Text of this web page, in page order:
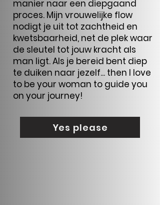
manier naar een diepgaand
proces. Mijn vrouwelijke flow
nodigt je uit tot zachtheid en
kwetsbaarheid, net de plek waar
de sleutel tot jouw kracht als
man ligt. Als je bereid bent diep
te duiken naar jezelf... then I love
to be your woman to guide you
on your journey!
Yes please